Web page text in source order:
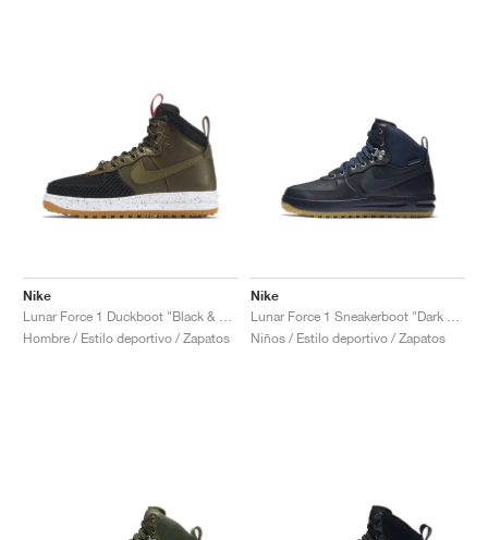
Nike
Hombre / Estilo deportivo / Zapatos
Nike
Niños / Estilo deportivo / Zapatos